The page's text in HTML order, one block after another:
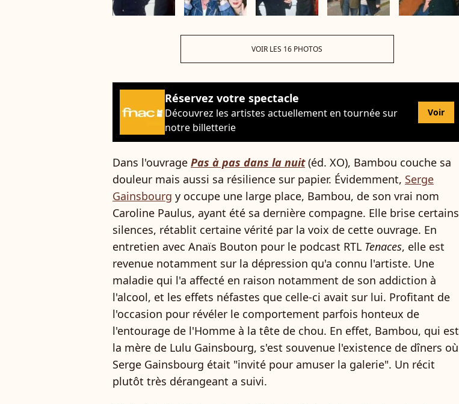
VOIR LES 16 PHOTOS
Réservez votre spectacle
Découvrez les artistes actuellement en tournée sur
notre billetterie
Voir
Dans l'ouvrage Pas à pas dans la nuit(éd. XO), Bambou couche sa
douleur mais aussi sa résilience sur papier. Évidemment, Serge
Gainsbourg y occupe une large place, Bambou, de son vrai nom
Caroline Paulus, ayant été sa dernière compagne. Elle brise certains
silences, rétablit certaine vérité par la voix de cette ouvrage. En
entretien avec Anaïs Bouton pour le podcast RTL Tenaces, elle est
revenue notamment sur la dépression qu'a connu l'artiste. Une
maladie qui l'a affecté en raison notamment de son addiction à
l'alcool, et les effets néfastes que celle-ci avait sur lui. Profitant de
l'occasion pour révéler le comportement parfois honteux de
l'entourage de l'Homme à la tête de chou. En effet, Bambou, qui est
la mère de Lulu Gainsbourg, s'est souvenue l'existence de dîners où
Serge Gainsbourg était "invité pour amuser la galerie". Un récit
plutôt très dérangeant a suivi.